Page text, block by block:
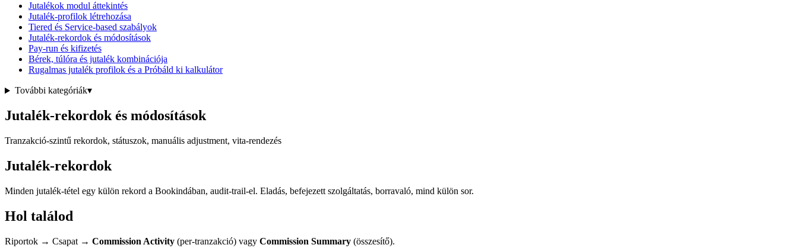
Jutalékok modul áttekintés
Jutalék-profilok létrehozása
Tiered és Service-based szabályok
Jutalék-rekordok és módosítások
Pay-run és kifizetés
Bérek, túlóra és jutalék kombinációja
Rugalmas jutalék profilok és a Próbáld ki kalkulátor
További kategóriák▾
Jutalék-rekordok és módosítások
Tranzakció-szintű rekordok, státuszok, manuális adjustment, vita-rendezés
Jutalék-rekordok
Minden jutalék-tétel egy külön rekord a Bookindában, audit-trail-el. Eladás, befejezett szolgáltatás, borravaló, mind külön sor.
Hol találod
Riportok → Csapat → Commission Activity (per-tranzakció) vagy Commission Summary (összesítő).